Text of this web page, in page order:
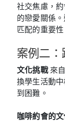
社交焦慮，
的戀愛關係
匹配的重要性
案例二
文化挑戰來
換學生活動
到困難。
咖啡約會的